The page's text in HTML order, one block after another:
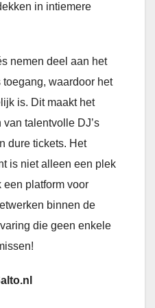
in intiemere
nemen deel aan het
waardoor het
is. Dit maakt het
talentvolle DJ’s
dure tickets. Het
is niet alleen een plek
een platform voor
binnen de
die geen enkele